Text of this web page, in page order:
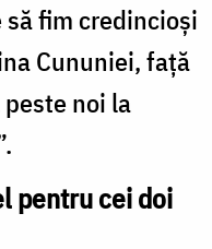
fim credincioși
Cununiei, față
noi la
pentru cei doi